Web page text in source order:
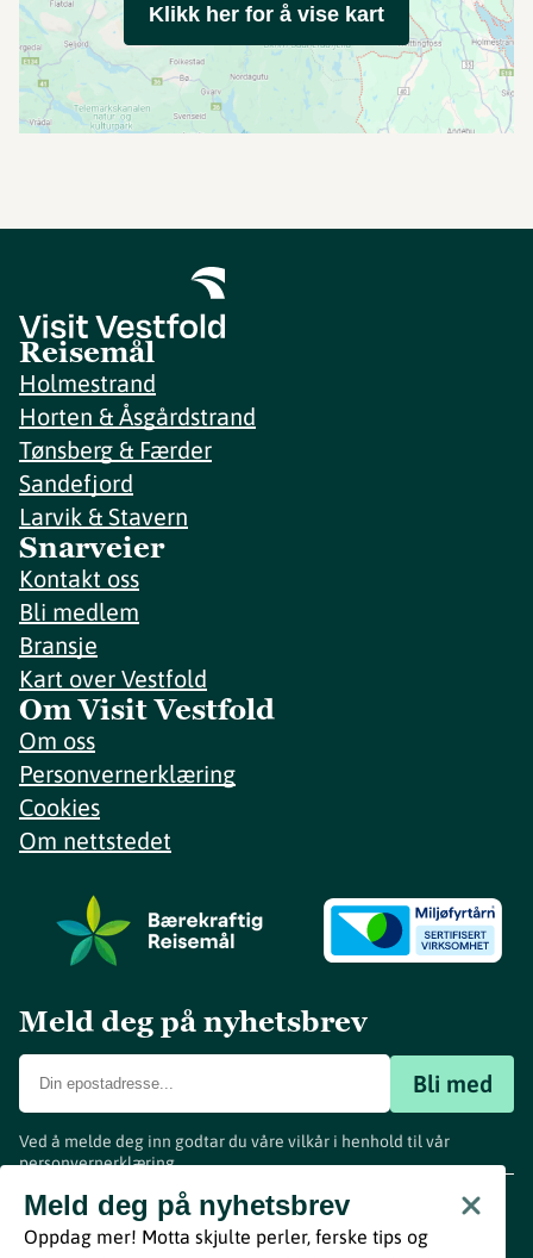
Klikk her for å vise kart
Reisemål
Holmestrand
Horten & Åsgårdstrand
Tønsberg & Færder
Sandefjord
Larvik & Stavern
Snarveier
Kontakt oss
Bli medlem
Bransje
Kart over Vestfold
Om Visit Vestfold
Om oss
Personvernerklæring
Cookies
Om nettstedet
Meld deg på nyhetsbrev
Bli med
Ved å melde deg inn godtar du våre vilkår i henhold til vår
personvernerklæring.
Meld deg på nyhetsbrev
Oppdag mer! Motta skjulte perler, ferske tips og
www.visitvestfold.com
Turistinformasjon